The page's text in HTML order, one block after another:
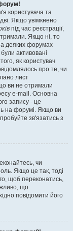
користувача та
Якщо увімкнено
під час реєстрації,
Якщо ні, то
деяких форумах
активовані
як користувач
про те, чи
лист
ви не отримали
e-mail. Основна
запису - це
на форумі. Якщо ви
зв'язатись з
чи
Якщо це так, тоді
щоб переконатись,
що
повідомити його